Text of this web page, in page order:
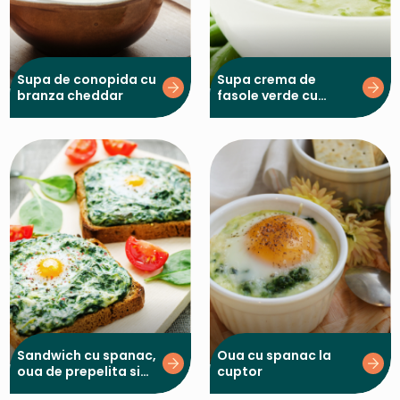
Supa de conopida cu
branza cheddar
Supa crema de
fasole verde cu
Sandwich cu spanac,
oua de prepelita si
Oua cu spanac la
cuptor